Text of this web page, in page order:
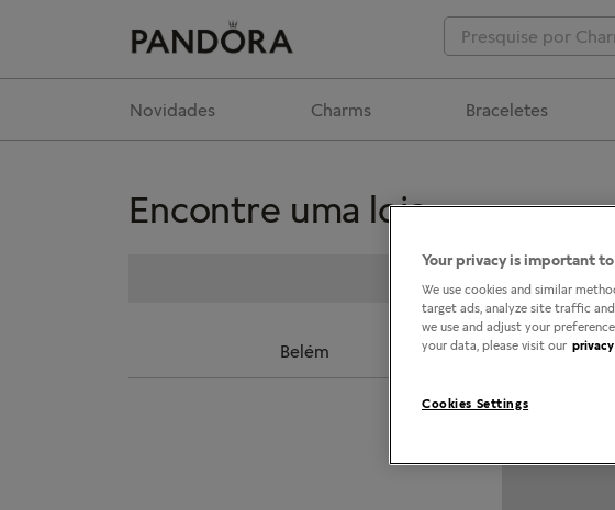
Novidades Charms Braceletes
Encontre uma loja
Belém
Your privacy is important to
We use cookies and similar
target ads, analyze site traffic
we use and adjust your
your data, please visit our
Cookies Settings